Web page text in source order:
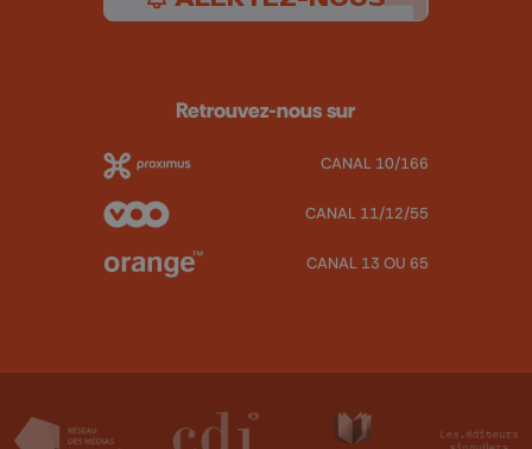
Retrouvez-nous sur
CANAL 10/166
CANAL 11/12/55
CANAL 13 OU 65